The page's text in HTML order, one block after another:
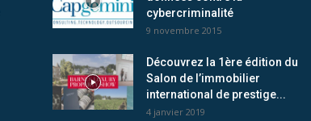
cybercriminalité
9 novembre 2015
Découvrez la 1ère édition du
Salon de l’immobilier
international de prestige...
4 janvier 2019